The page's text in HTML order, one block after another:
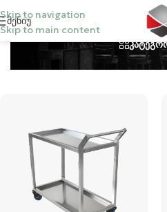
Skip to navigation
Skip to main content
Მენიუ